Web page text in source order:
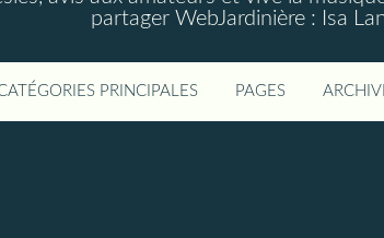
partager WebJardinière : Isa
PRINCIPALES PAGES